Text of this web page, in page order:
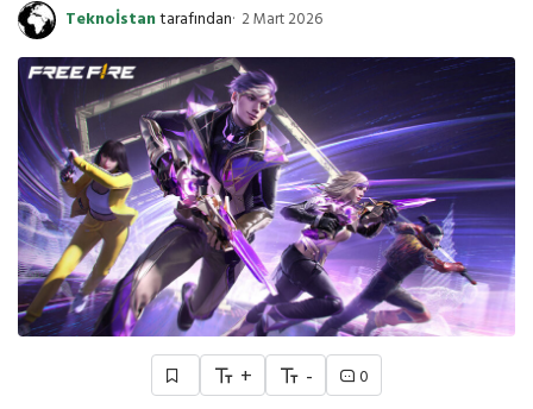
Teknoİstantarafından 2 Mart 2026
+ - 0